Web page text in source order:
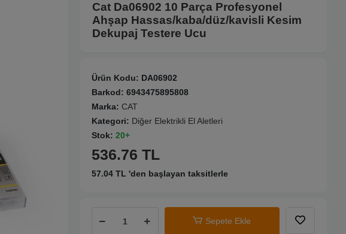
Cat Da06902 10 Parça Profesyonel
Ahşap Hassas/kaba/düz/kavisli Kesim
Dekupaj Testere Ucu
Ürün Kodu: DA06902
Barkod: 6943475895808
Marka: CAT
Kategori: Diğer Elektrikli El Aletleri
Stok: 20+
536.76 TL
57.04 TL 'den başlayan taksitlerle
Sepete Ekle